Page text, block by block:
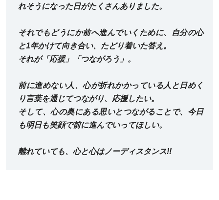
れそうになった日がたくさんありました。
それでもどうにか前へ進んでいくために、自分の心
と1年かけて向き合い、たどり着いた答え。
それが「応援」「つながろう」。
前に進めない人、心が折れかかっている人と日めく
り言葉を通じてつながり、応援したい。
そして、心の奥にある思いとつながることで、今日
も明日も笑顔で前に進んでいってほしい。
離れていても、心と心はノーディスタンス!!